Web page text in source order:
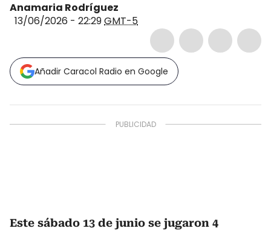
Anamaria Rodríguez
13/06/2026 - 22:29GMT-5
Añadir Caracol Radio en Google
Este sábado 13 de junio se jugaron 4